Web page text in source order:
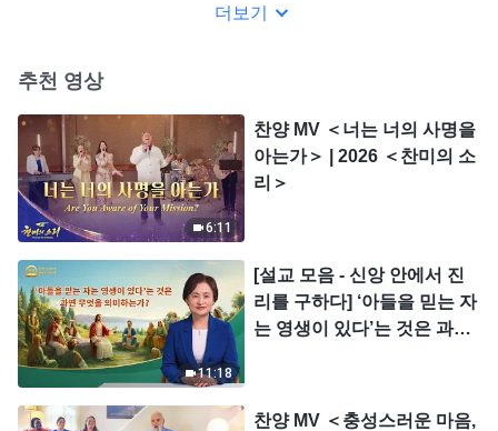
더보기
추천 영상
6:11
찬양 MV ＜너는 너의 사명을
아는가＞ | 2026 ＜찬미의 소
리＞
11:18
[설교 모음 - 신앙 안에서 진
리를 구하다] ‘아들을 믿는 자
는 영생이 있다’는 것은 과연
찬양 MV ＜충성스러운 마음,